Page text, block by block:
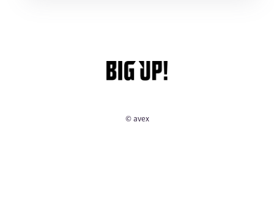
© avex